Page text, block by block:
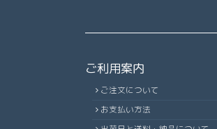
ご利用案内
ご注文について
お支払い方法